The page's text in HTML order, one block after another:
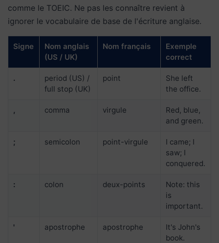
comme le TOEIC. Ne pas les connaître revient à
ignorer le vocabulaire de base de l'écriture anglaise.
Signe
Nom anglais
(US / UK)
Nom français
Exemple
correct
.
period (US) /
full stop (UK)
point
She left
the office.
, comma virgule
Red, blue,
and green.
; semicolon point-virgule
I came; I
saw; I
conquered.
: colon deux-points
Note: this
is
important.
' apostrophe apostrophe
It's John's
book.